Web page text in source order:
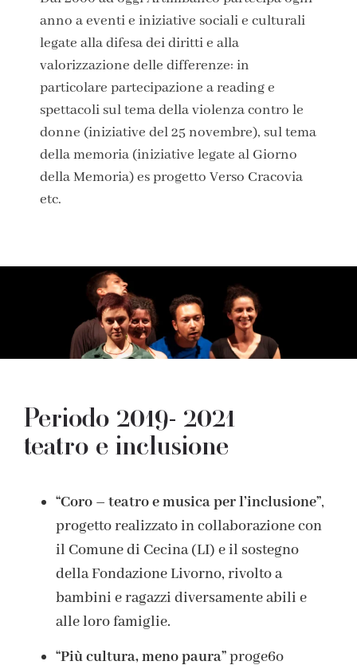
anno a eventi e iniziative sociali e culturali
legate alla difesa dei diritti e alla
valorizzazione delle differenze: in
particolare partecipazione a reading e
spettacoli sul tema della violenza contro le
donne (iniziative del 25 novembre), sul tema
della memoria (iniziative legate al Giorno
della Memoria) es progetto Verso Cracovia
etc.
Periodo 2019- 2021
teatro e inclusione
“Coro – teatro e musica per l’inclusione”,
progetto realizzato in collaborazione con
il Comune di Cecina (LI) e il sostegno
della Fondazione Livorno, rivolto a
bambini e ragazzi diversamente abili e
alle loro famiglie.
“Più cultura, meno paura”proge6o